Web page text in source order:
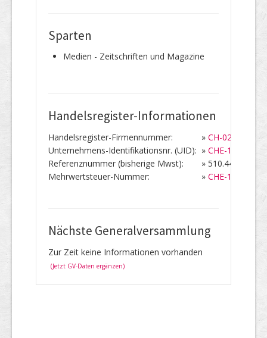
Sparten
Medien - Zeitschriften und Magazine
Handelsregister-Informationen
Handelsregister-Firmennummer: » CH-
Unternehmens-Identifikationsnr. (UID): » CHE-
Referenznummer (bisherige Mwst):
» 510.446
Mehrwertsteuer-Nummer:
» CHE-
Nächste Generalversammlung
Zur Zeit keine Informationen vorhanden
(Jetzt GV-Daten ergänzen)